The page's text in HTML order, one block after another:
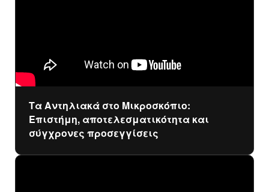
Τα Αντηλιακά στο Μικροσκόπιο:
Επιστήμη, αποτελεσματικότητα και
σύγχρονες προσεγγίσεις